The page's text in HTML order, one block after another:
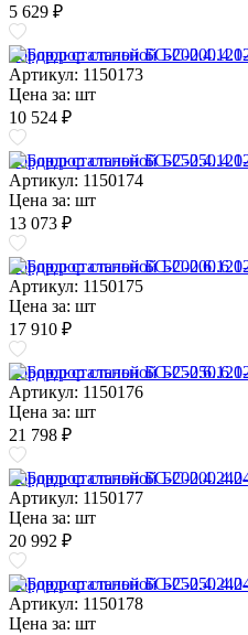
5 629 ₽
Бордюр стальной БС-
Артикул: 1150173
Цена за: шт
10 524 ₽
Бордюр стальной БС-
Артикул: 1150174
Цена за: шт
13 073 ₽
Бордюр стальной БС-
Артикул: 1150175
Цена за: шт
17 910 ₽
Бордюр стальной БС-
Артикул: 1150176
Цена за: шт
21 798 ₽
Бордюр стальной БС-
Артикул: 1150177
Цена за: шт
20 992 ₽
Бордюр стальной БС-
Артикул: 1150178
Цена за: шт